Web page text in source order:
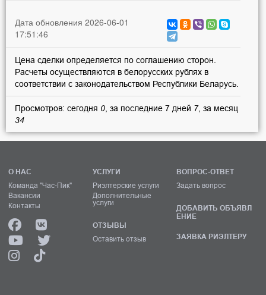
Дата обновления 2026-06-01
17:51:46
Цена сделки определяется по соглашению сторон.
Расчеты осуществляются в белорусских рублях в
соответствии с законодательством Республики Беларусь.
Просмотров: сегодня 0 , за последние 7 дней 7, за месяц
34
О НАС
Команда "Час-Пик"
Вакансии
Контакты
УСЛУГИ
Риэлтерские услуги
Дополнительные
услуги
ОТЗЫВЫ
Оставить отзыв
ВОПРОС-ОТВЕТ
Задать вопрос
ДОБАВИТЬ ОБЪЯВЛ
ЕНИЕ
ЗАЯВКА РИЭЛТЕРУ